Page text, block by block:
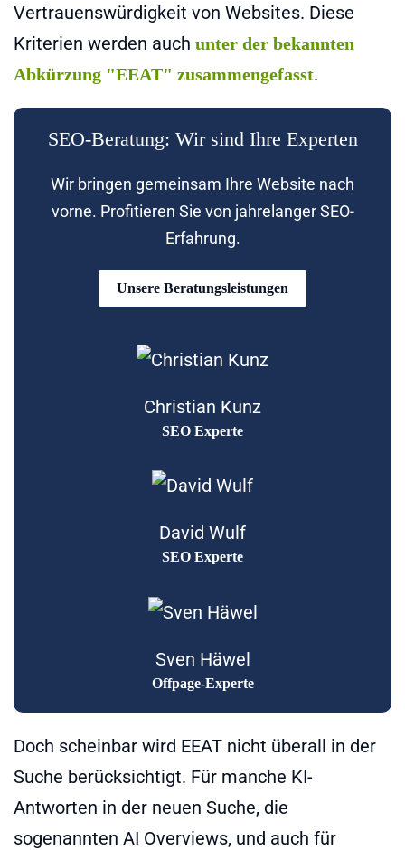
Vertrauenswürdigkeit von Websites. Diese
Kriterien werden auch unter der bekannten
Abkürzung "EEAT" zusammengefasst.
SEO-Beratung: Wir sind Ihre Experten
Wir bringen gemeinsam Ihre Website nach
vorne. Profitieren Sie von jahrelanger SEO-
Erfahrung.
Unsere Beratungsleistungen
Christian Kunz
SEO Experte
David Wulf
SEO Experte
Sven Häwel
Offpage-Experte
Doch scheinbar wird EEAT nicht überall in der
Suche berücksichtigt. Für manche KI-
Antworten in der neuen Suche, die
sogenannten AI Overviews, und auch für